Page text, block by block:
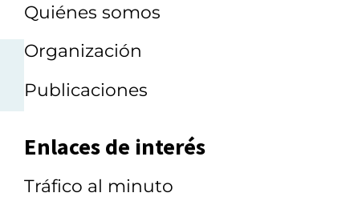
Quiénes somos
Organización
Publicaciones
Enlaces de interés
Tráfico al minuto